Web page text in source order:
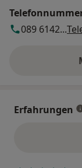
089 6142...
Erfahrungen